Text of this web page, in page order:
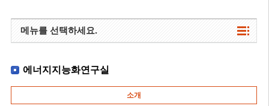
메뉴를 선택하세요.
에너지지능화연구실
소개